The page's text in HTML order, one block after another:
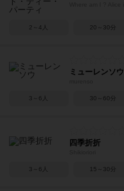
2～4人 20～30分
ミューレンソウ
3～6人 30～60分
四季折折
3～6人 15～30分